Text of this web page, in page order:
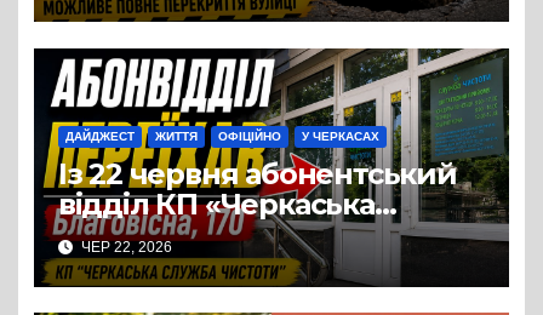
ДАЙДЖЕСТ ЖИТТЯ ОФІЦІЙНО У ЧЕРКАСАХ
Із 22 червня абонентський
відділ КП «Черкаська
служба чистоти» працює за
новою адресою: вул.
Благовісна, 170
ЧЕР 22, 2026